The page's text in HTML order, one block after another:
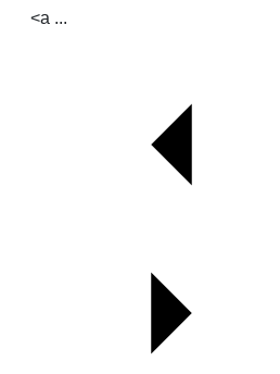
<a ...